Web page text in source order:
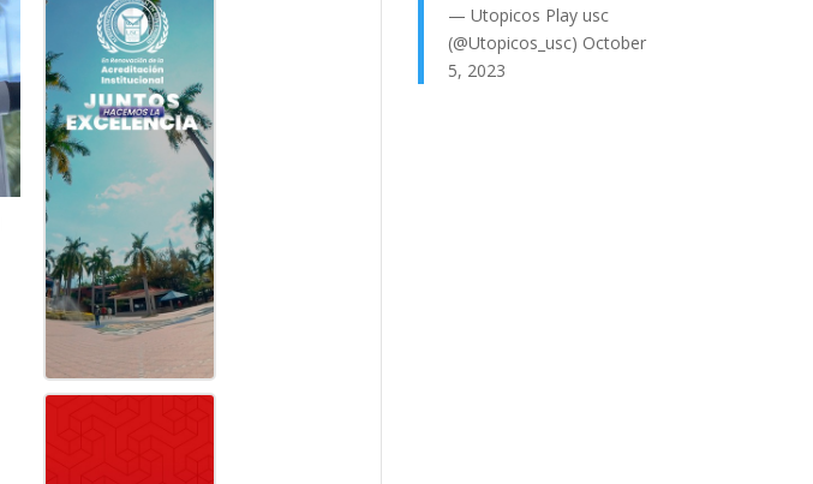
— Utopicos Play usc
(@Utopicos_usc) October
5, 2023